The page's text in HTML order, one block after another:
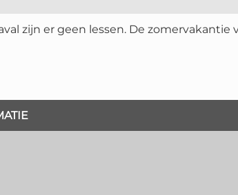
zijn er geen lessen. De zomervakantie